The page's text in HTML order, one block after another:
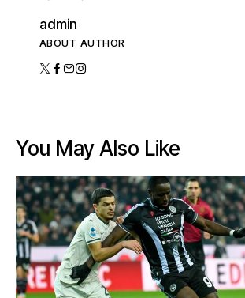
admin
ABOUT AUTHOR
You May Also Like